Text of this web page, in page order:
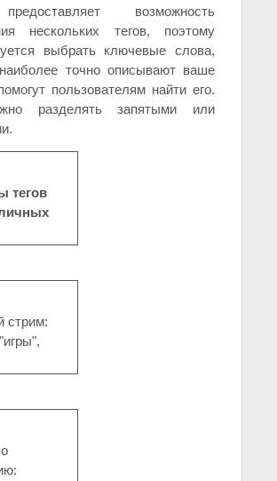
возможность
нескольких тегов, поэтому
выбрать ключевые слова,
точно описывают ваше
пользователям найти его.
разделять запятыми или
тегов
стрим: